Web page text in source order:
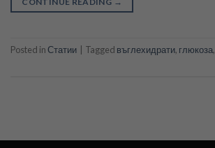
Posted inСтатии Tagged въглехидрати, глюкоза,